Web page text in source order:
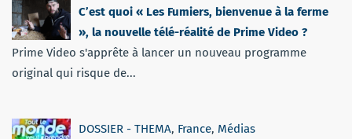
C’est quoi « Les Fumiers, bienvenue à la ferme
», la nouvelle télé-réalité de Prime Video ?
Prime Video s'apprête à lancer un nouveau programme
original qui risque de...
DOSSIER - THEMA, France, Médias